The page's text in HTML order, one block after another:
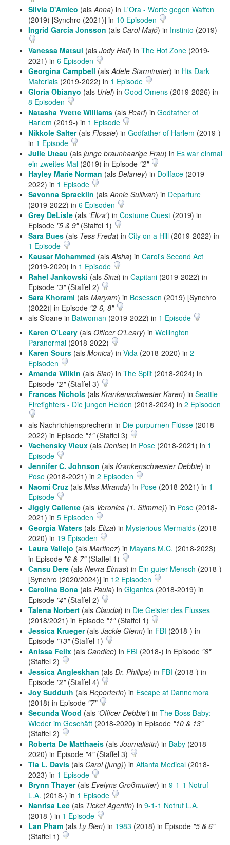
Silvia D'Amico (alsAnna) in L'Ora - Worte gegen Waffen
(2019) [Synchro (2021)] in 10 Episoden
Ingrid García Jonsson (als Carol Majó) in Instinto (2019)
Vanessa Matsui (als Jody Hall) in The Hot Zone (2019-
2021) in 6 Episoden
Georgina Campbell (alsAdele Starminster) in His Dark
Materials (2019-2022) in 1 Episode
Gloria Obianyo (als Uriel) in Good Omens (2019-2026) in
8 Episoden
Natasha Yvette Williams (als Pearl) in Godfather of
Harlem (2019-) in 1 Episode
Nikkole Salter(als Flossie) in Godfather of Harlem (2019-)
in 1 Episode
Julie Uteau (als junge braunhaarige Frau) in Es war einmal
ein zweites Mal (2019) in Episode "2"
Hayley Marie Norman (als Delaney) in Dollface (2019-
2022) in 1 Episode
Savonna Spracklin (alsAnnie Sullivan) in Departure
(2019-2022) in 6 Episoden
Grey DeLisle (als 'Eliza') in Costume Quest (2019) in
Episode "5 & 9"(Staffel 1)
Sara Bues (als Tess Freda) in City on a Hill (2019-2022) in
1 Episode
Kausar Mohammed (alsAisha) in Carol's Second Act
(2019-2020) in 1 Episode
Rahel Jankowski (als Sina) in Capitani (2019-2022) in
Episode "3"(Staffel 2)
Sara Khorami (als Maryam) in Besessen (2019) [Synchro
(2022)] in Episode "2-6, 8"
als Sloane in Batwoman (2019-2022) in 1 Episode
Karen O'Leary (als Officer O'Leary) in Wellington
Paranormal (2018-2022)
Karen Sours (als Monica) in Vida (2018-2020) in 2
Episoden
Amanda Wilkin (als Sian) in The Split (2018-2024) in
Episode "2"(Staffel 3)
Frances Nichols (als Krankenschwester Karen) in Seattle
Firefighters - Die jungen Helden (2018-2024) in 2 Episoden
als Nachrichtensprecherin in Die purpurnen Flüsse (2018-
2022) in Episode "1"(Staffel 3)
Vachensky Vieux (als Denise) in Pose (2018-2021) in 1
Episode
Jennifer C. Johnson (als Krankenschwester Debbie) in
Pose (2018-2021) in 2 Episoden
Naomi Cruz (als Miss Miranda) in Pose (2018-2021) in 1
Episode
Jiggly Caliente (als Veronica (1. Stimme)) in Pose (2018-
2021) in 5 Episoden
Georgia Waters (als Eliza) in Mysterious Mermaids (2018-
2020) in 19 Episoden
Laura Vallejo (als Martinez) in Mayans M.C. (2018-2023)
in Episode "6 & 7"(Staffel 1)
Cansu Dere (als Nevra Elmas) in Ein guter Mensch (2018-)
[Synchro (2020/2024)] in 12 Episoden
Carolina Bona (als Paula) in Gigantes (2018-2019) in
Episode "4"(Staffel 2)
Talena Norbert (als Claudia) in Die Geister des Flusses
(2018/2021) in Episode "1"(Staffel 1)
Jessica Krueger(als Jackie Glenn) in FBI (2018-) in
Episode "13"(Staffel 1)
Anissa Felix (als Candice) in FBI (2018-) in Episode "6"
(Staffel 2)
Jessica Angleskhan (als Dr. Phillips) in FBI (2018-) in
Episode "2"(Staffel 4)
Joy Sudduth (als Reporterin) in Escape at Dannemora
(2018) in Episode "7"
Secunda Wood (als 'Officer Debbie') in The Boss Baby:
Wieder im Geschäft (2018-2020) in Episode "10 & 13"
(Staffel 2)
Roberta De Matthaeis (als Journalistin) in Baby (2018-
2020) in Episode "4"(Staffel 3)
Tia L. Davis (als Carol (jung)) in Atlanta Medical (2018-
2023) in 1 Episode
Brynn Thayer(als Evelyns Großmutter) in 9-1-1 Notruf
L.A. (2018-) in 1 Episode
Nanrisa Lee (als Ticket Agentin) in 9-1-1 Notruf L.A.
(2018-) in 1 Episode
Lan Pham (als Ly Bien) in 1983 (2018) in Episode "5 & 6"
(Staffel 1)